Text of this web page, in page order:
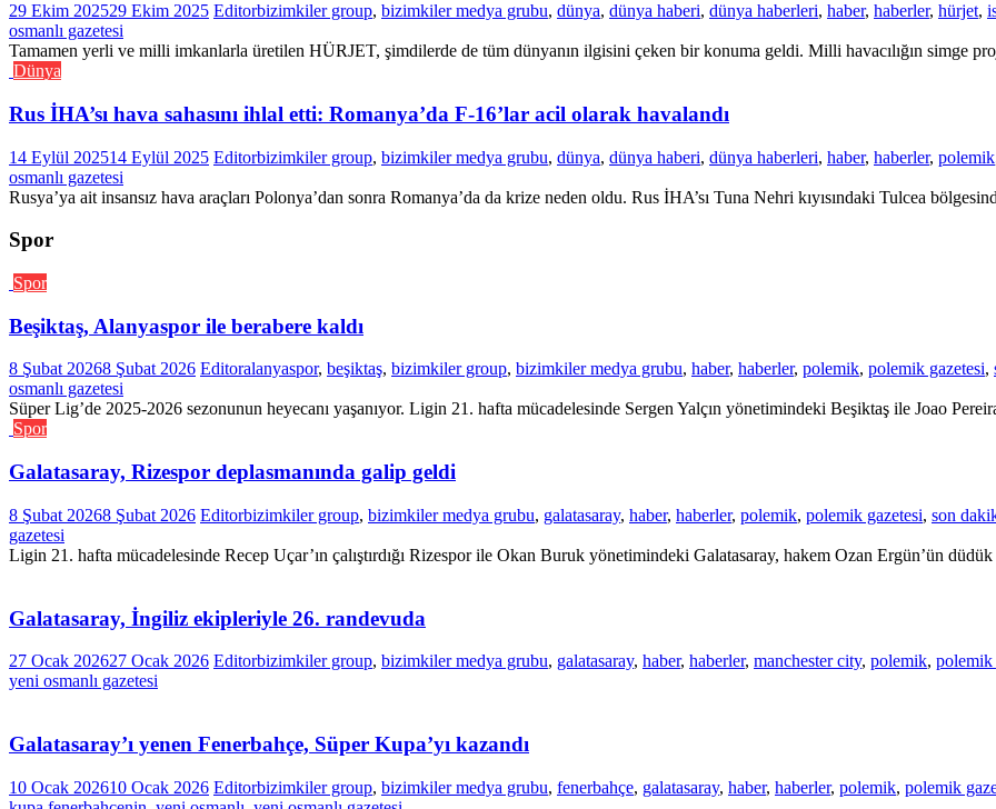
29 Ekim 202529 Ekim 2025 Editorbizimkiler group, bizimkiler medya grubu, dünya, dünya haberi, dünya haberleri, haber, haberler, hürjet,
osmanlı gazetesi
Tamamen yerli ve milli imkanlarla üretilen HÜRJET, şimdilerde de tüm dünyanın ilgisini çeken bir konuma geldi. Milli havacılığın simge
Dünya
Rus İHA’sı hava sahasını ihlal etti: Romanya’da F-16’lar acil olarak havalandı
14 Eylül 202514 Eylül 2025 Editorbizimkiler group, bizimkiler medya grubu, dünya, dünya haberi, dünya haberleri, haber, haberler, polemik
osmanlı gazetesi
Rusya’ya ait insansız hava araçları Polonya’dan sonra Romanya’da da krize neden oldu. Rus İHA’sı Tuna Nehri kıyısındaki Tulcea
Spor
Spor
Beşiktaş, Alanyaspor ile berabere kaldı
8 Şubat 20268 Şubat 2026 Editoralanyaspor, beşiktaş, bizimkiler group, bizimkiler medya grubu, haber, haberler, polemik, polemik gazetesi,
osmanlı gazetesi
Süper Lig’de 2025-2026 sezonunun heyecanı yaşanıyor. Ligin 21. hafta mücadelesinde Sergen Yalçın yönetimindeki Beşiktaş ile Joao
Spor
Galatasaray, Rizespor deplasmanında galip geldi
8 Şubat 20268 Şubat 2026 Editorbizimkiler group, bizimkiler medya grubu, galatasaray, haber, haberler, polemik, polemik gazetesi, son
gazetesi
Ligin 21. hafta mücadelesinde Recep Uçar’ın çalıştırdığı Rizespor ile Okan Buruk yönetimindeki Galatasaray, hakem Ozan Ergün’ün düdük
Galatasaray, İngiliz ekipleriyle 26. randevuda
27 Ocak 202627 Ocak 2026 Editorbizimkiler group, bizimkiler medya grubu, galatasaray, haber, haberler, manchester city, polemik, polemik
yeni osmanlı gazetesi
Galatasaray’ı yenen Fenerbahçe, Süper Kupa’yı kazandı
10 Ocak 202610 Ocak 2026 Editorbizimkiler group, bizimkiler medya grubu, fenerbahçe, galatasaray, haber, haberler, polemik, polemik